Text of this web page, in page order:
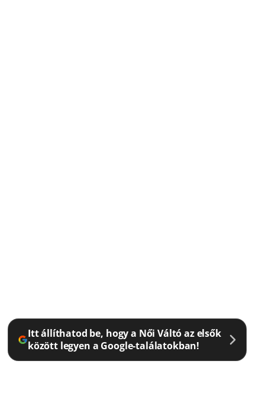
Itt állíthatod be, hogy a Női Váltó az elsők
között legyen a Google-találatokban!